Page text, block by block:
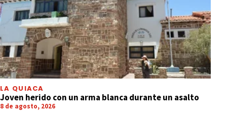
LA QUIACA
Joven herido con un arma blanca durante un asalto
8 de agosto, 2026